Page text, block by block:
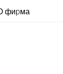
фиpма